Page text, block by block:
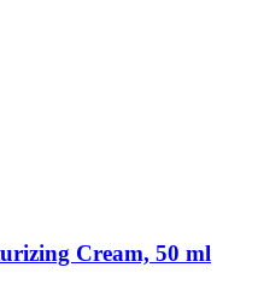
Cream, 50 ml